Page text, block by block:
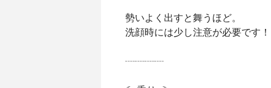
勢いよく出すと舞うほど。
洗顔時には少し注意が必要です！
┈┈┈┈